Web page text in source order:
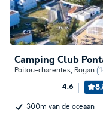
Poitou-charentes, Royan
4.6
300m van de oceaan